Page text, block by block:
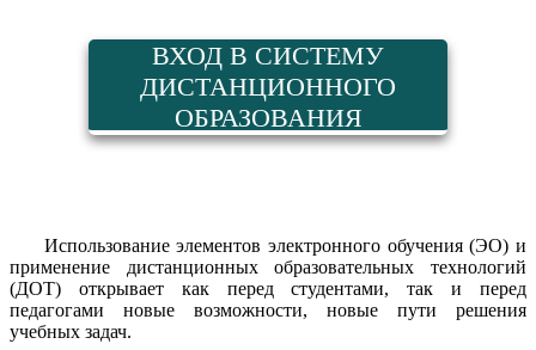
ВХОД В СИСТЕМУ
ДИСТАНЦИОННОГО
ОБРАЗОВАНИЯ
Использование элементов электронного обучения (ЭО) и
применение дистанционных образовательных технологий
(ДОТ) открывает как перед студентами, так и перед
педагогами новые возможности, новые пути решения
учебных задач.